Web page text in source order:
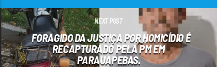
NEXT POST
FORAGIDO DA JUSTIÇA POR HOMICÍDIO É
RECAPTURADO PELA PM EM
PARAUAPEBAS.